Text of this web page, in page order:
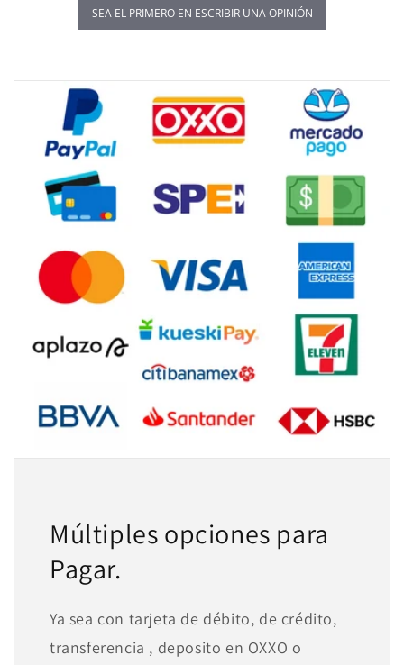
SEA EL PRIMERO EN ESCRIBIR UNA OPINIÓN
Múltiples opciones para
Pagar.
Ya sea con tarjeta de débito, de crédito,
transferencia , deposito en OXXO o